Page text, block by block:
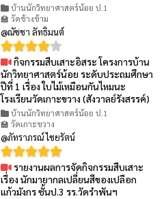
บ้านนักวิทยาศาสตร์น้อย ป.1
🏫 วัดช้างข้าม
@ณัชชา ลัทธิมนต์
กิจกรรมสืบเสาะอิสระ โครงการบ้าน
นักวิทยาศาสตร์น้อย ระดับประถมศึกษา
ปีที่ 1 เรื่อง ใบไม้เหมือนกันไหมนะ
โรงเรียนวัดเกาะขวาง (สังวาลย์รังสรรค์)
บ้านนักวิทยาศาสตร์น้อย ป.1
🏫 วัดเกาะขวาง
@ภัทราภรณ์ ไชยรัตน์
รายงานผลการจัดกิจกรรมสืบเสาะ
เรื่อง นักมายากลเปลี่ยนสีของเปลือก
แก้วมังกร ชั้นป.3 รร.วัดรำพันฯ